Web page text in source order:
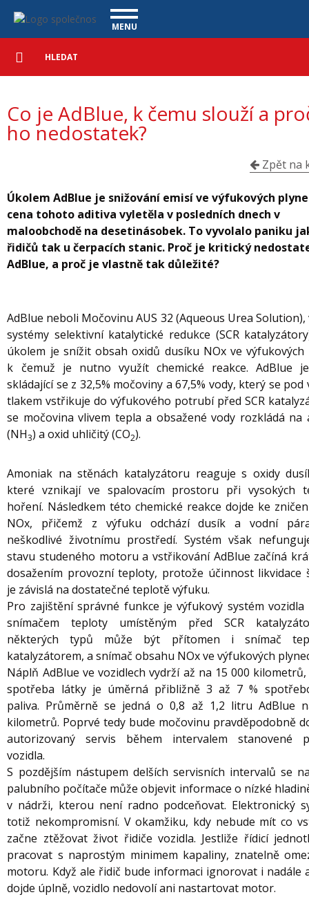
Co je AdBlue, k čemu slouží a proč je ho nedostatek? - Vanscentre
Navigace
MENU
VÝKUP VOZŮ
ÚVĚR ZDARMA
ZÁRUKA NA OJETÉ VOZY
CO NABÍZÍME
ONLINE VIDEO PROHLÍDKY
UPLATNĚNÍ VAD
NÁŠ TÝM
NAŠE VIDEA
MAGAZÍN
KONTAKT
Podrobné
vyhledávání
Vyhledat
Co je AdBlue, k čemu slouží a
ho nedostatek?
Zpět na
Úkolem AdBlue je snižování emisí ve výfukových
cena tohoto aditiva vyletěla v posledních dnech v
maloobchodě na desetinásobek. To vyvolalo paniku
řidičů tak u čerpacích stanic. Proč je kritický
AdBlue, a proč je vlastně tak důležité?
AdBlue neboli Močovinu AUS 32 (Aqueous Urea Solution),
systémy selektivní katalytické redukce (SCR
úkolem je snížit obsah oxidů dusíku NOx ve výfukových
k čemuž je nutno využít chemické reakce. AdBlue
skládající se z 32,5% močoviny a 67,5% vody, který se pod
tlakem vstřikuje do výfukového potrubí před SCR
se močovina vlivem tepla a obsažené vody rozkládá na
(NH3) a oxid uhličitý (CO2).
Amoniak na stěnách katalyzátoru reaguje s oxidy
které vznikají ve spalovacím prostoru při vysokých
hoření. Následkem této chemické reakce dojde ke
NOx, přičemž z výfuku odchází dusík a vodní
neškodlivé životnímu prostředí. Systém však
stavu studeného motoru a vstřikování AdBlue začíná
dosažením provozní teploty, protože účinnost likvidace
je závislá na dostatečné teplotě výfuku.
Pro zajištění správné funkce je výfukový systém vozidla
snímačem teploty umístěným před SCR
některých typů může být přítomen i snímač
katalyzátorem, a snímač obsahu NOx ve výfukových
Náplň AdBlue ve vozidlech vydrží až na 15 000
spotřeba látky je úměrná přibližně 3 až 7 %
paliva. Průměrně se jedná o 0,8 až 1,2 litru AdBlue
kilometrů. Poprvé tedy bude močovinu pravděpodobně
autorizovaný servis během intervalem stanovené
vozidla.
S pozdějším nástupem delších servisních intervalů se
palubního počítače může objevit informace o nízké
v nádrži, kterou není radno podceňovat. Elektronický
totiž nekompromisní. V okamžiku, kdy nebude mít co
začne ztěžovat život řidiče vozidla. Jestliže řídicí
pracovat s naprostým minimem kapaliny, znatelně
motoru. Když ale řidič bude informaci ignorovat i nadále
dojde úplně, vozidlo nedovolí ani nastartovat motor.